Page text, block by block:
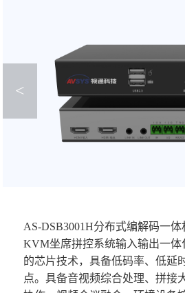
<
AS-DSB3001H分布式编解码一
KVM坐席拼控系统输入输出一体
的芯片技术，具备低码率、低延
点。具备音视频综合处理、拼接